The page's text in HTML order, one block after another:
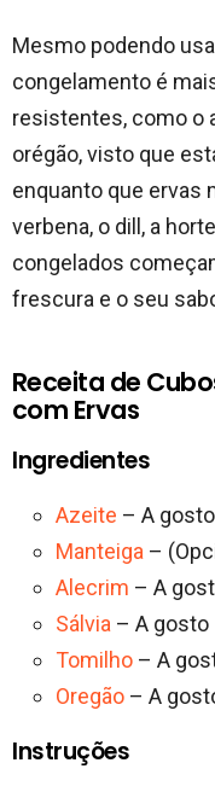
Mesmo podendo
congelamento é
resistentes, como o
orégão, visto que
enquanto que ervas
verbena, o dill, a
congelados
frescura e o seu
Receita de
com Ervas
Ingredientes
Azeite – A gosto
Manteiga –
Alecrim – A
Sálvia – A gosto
Tomilho – A
Oregão – A
Instruções